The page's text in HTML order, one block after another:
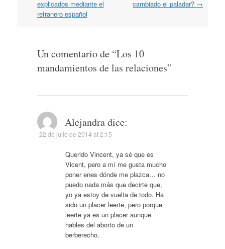
por
artículos
explicados mediante el
refranero español
cambiado el paladar? →
Un comentario de “Los 10
mandamientos de las relaciones”
Alejandra dice:
22 de julio de 2014 at 2:15
Querido Vincent, ya sé que es
Vicent, pero a mí me gusta mucho
poner enes dónde me plazca… no
puedo nada más que decirte que,
yo ya estoy de vuelta de todo. Ha
sido un placer leerte, pero porque
leerte ya es un placer aunque
hables del aborto de un
berberecho.